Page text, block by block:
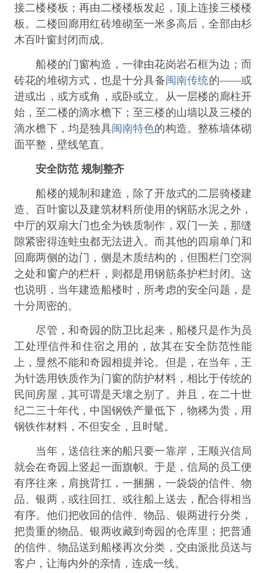
接二楼楼板；再由二楼楼板发起，顶上连接三楼楼
板。二楼回廊用红砖堆砌至一米多高后，全部由杉
木百叶窗封闭而成。
船楼的门窗构造，一律由花岗岩石框为边；而
砖花的堆砌方式，也是十分具备闽南传统的——或
进或出，或方或角，或卧或立。从一层楼的廊柱开
始，至二楼的滴水檐下；至三楼的山墙以及三楼的
滴水檐下，均是独具闽南特色的构造。整栋墙体砌
面平整，壁线笔直。
安全防范 规制整齐
船楼的规制和建造，除了开放式的二层骑楼建
造、百叶窗以及建筑材料所使用的钢筋水泥之外，
中厅的双扇大门也全为铁质制作，双门一关，那缝
隙紧密得连蛀虫都无法进入。而其他的四扇单门和
回廊两侧的边门，侧是木质结构的，但围栏门空洞
之处和窗户的栏杆，则都是用钢筋条护栏封闭。这
也说明，当年建造船楼时，所考虑的安全问题，是
十分周密的。
尽管，和奇园的防卫比起来，船楼只是作为员
工处理信件和住宿之用的，故其在安全防范性能
上，显然不能和奇园相提并论。但是，在当年，王
为针选用铁质作为门窗的防护材料，相比于传统的
民间房屋，其可谓是天壤之别了。并且，在二十世
纪二三十年代，中国钢铁产量低下，物稀为贵，用
钢铁作材料，不但安全，且时髦。
当年，送信往来的船只要一靠岸，王顺兴信局
就会在奇园上竖起一面旗帜。于是，信局的员工便
有序往来，肩挑背扛，一捆捆，一袋袋的信件、物
品、银两，或往回扛、或往船上送去，配合得相当
有序。他们把收回的信件、物品、银两进行分类，
把贵重的物品、银两收藏到奇园的仓库里；把普通
的信件、物品送到船楼再次分类，交由派批员送与
客户，让海内外的亲情，连成一线。